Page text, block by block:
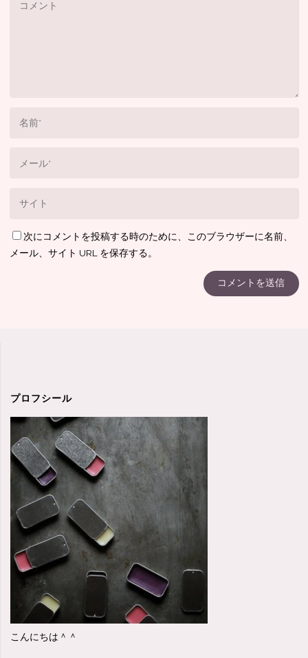
次にコメントを投稿する時のために、このブラウザーに名前、
メール、サイト URL を保存する。
プロフシール
こんにちは＾＾